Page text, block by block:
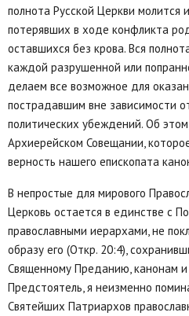
полнота Русской Церкви
потерявших в ходе конфликта
оставшихся без крова. Вся
каждой разрушенной или
делаем все возможное для
пострадавшим вне зависимости
политических убеждений. Об
Архиерейском Совещании,
верность нашего епископата
В непростые для мирового
Церковь остается в единстве с
православными иерархами, не
образу его (Откр. 20:4),
Священному Преданию, канонам и
Предстоятель, я неизменно
Святейших Патриархов